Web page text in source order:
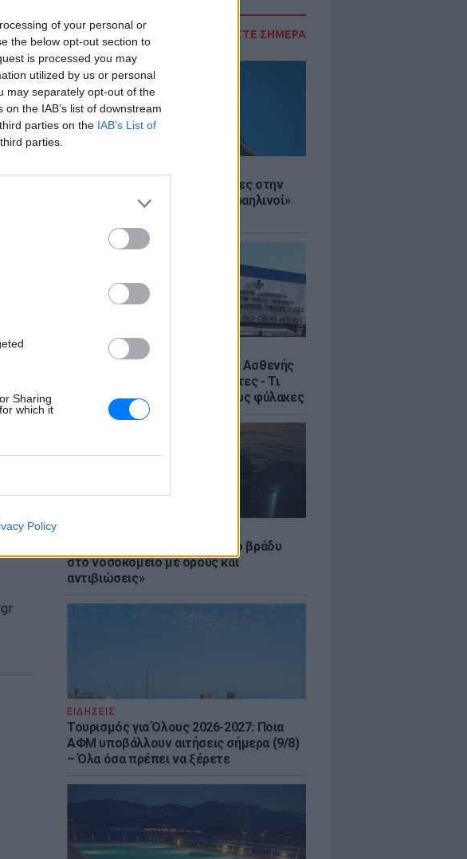
of your personal or
the below opt-out section to
is processed you may
utilized by us or personal
may separately opt-out of the
the IAB’s list of downstream
parties on the IAB’s List of
parties.
Sharing
which it
Policy
ΔΙΑΒΑΣΤΕ ΣΗΜΕΡΑ
Ισραηλινό ΥΠΕΞ προς τουρίστες στην
Ελλάδα: «Κρύψτε ότι είστε Ισραηλινοί»
ΕΙΔΗΣΕΙΣ
Επίθεση στον Ερυθρό Σταυρό: Ασθενής
χτύπησε νοσηλεύτρια σε πόρτες - Τι
καταγγέλλει η ΠΟΕΔΗΝ για τους φύλακες
Ιωάννα Τούνη: «Έβγαλα όλο το βράδυ
στο νοσοκομείο με ορούς και
αντιβιώσεις»
ΕΙΔΗΣΕΙΣ
Τουρισμός για Όλους 2026-2027: Ποια
ΑΦΜ υποβάλλουν αιτήσεις σήμερα (9/8)
– Όλα όσα πρέπει να ξέρετε
στη
τα